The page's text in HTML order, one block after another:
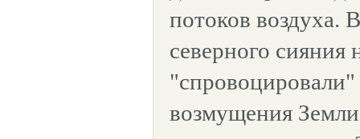
потоков воздуха.
северного сияния
возмущения